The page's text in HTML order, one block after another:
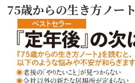
75歳からの生き方ノート